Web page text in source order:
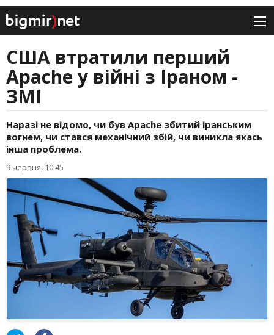
США втратили перший
Apache у війні з Іраном -
ЗМІ
Наразі не відомо, чи був Apache збитий іранським
вогнем, чи стався механічний збій, чи виникла якась
інша проблема.
9 червня, 10:45